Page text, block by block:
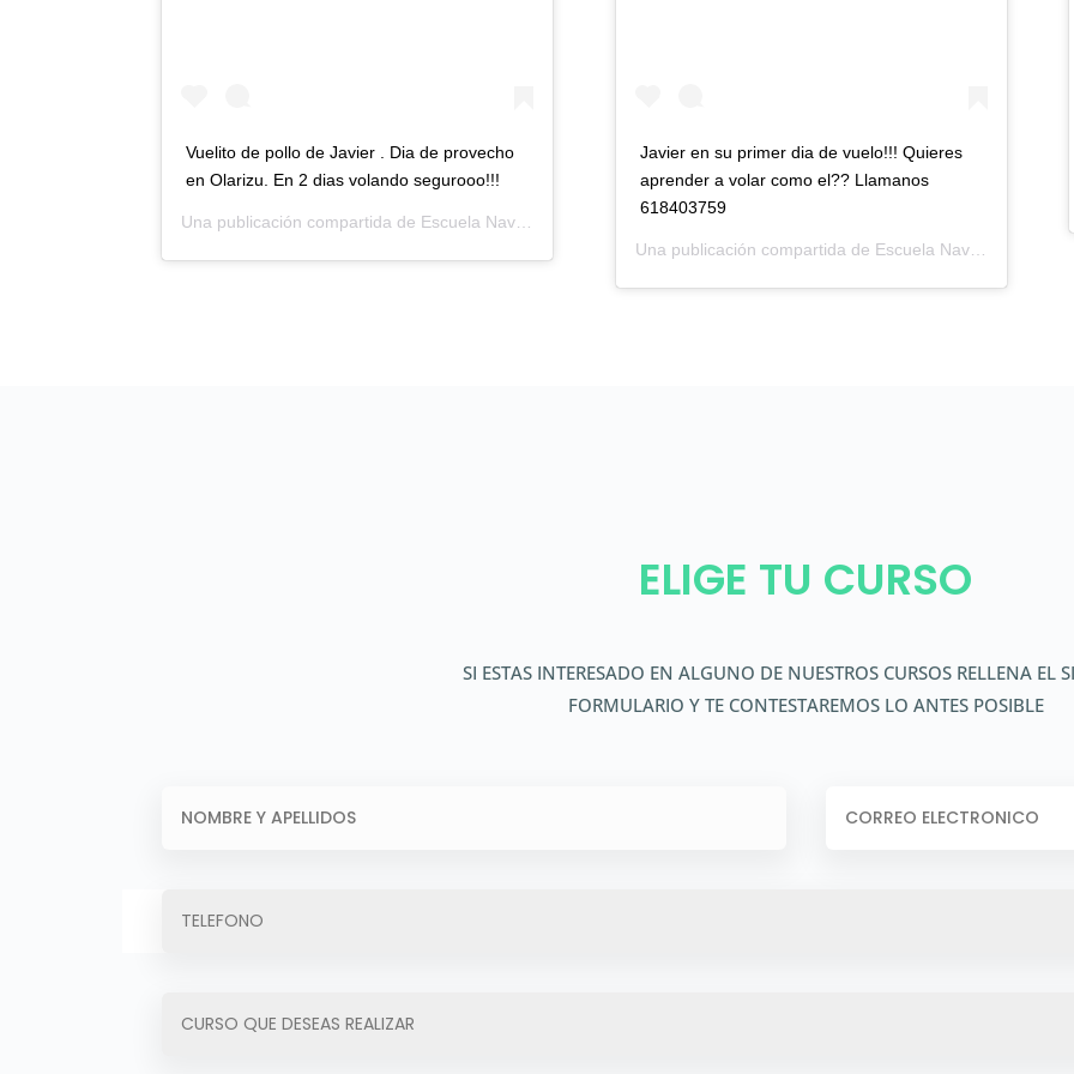
Vuelito de pollo de Javier . Dia de provecho
en Olarizu. En 2 dias volando segurooo!!!
Una publicación compartida de Escuela Navarra de Parapente
Javier en su primer dia de vuelo!!! Quieres
aprender a volar como el?? Llamanos
618403759
Una publicación compartida de Escuela Navarra de Parapente
ELIGE TU CURSO
SI ESTAS INTERESADO EN ALGUNO DE NUESTROS CURSOS RELLENA EL
FORMULARIO Y TE CONTESTAREMOS LO ANTES POSIBLE